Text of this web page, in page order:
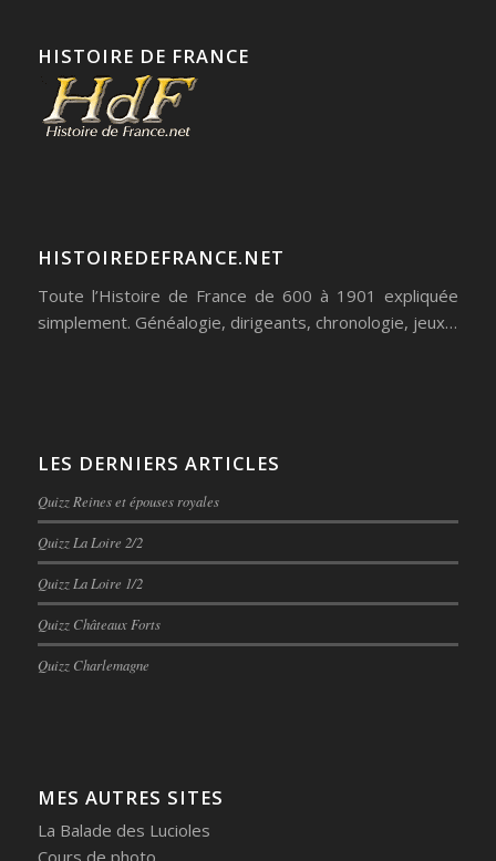
HISTOIRE DE FRANCE
HISTOIREDEFRANCE.NET
Toute l’Histoire de France de 600 à 1901 expliquée
simplement. Généalogie, dirigeants, chronologie, jeux…
LES DERNIERS ARTICLES
Quizz Reines et épouses royales
Quizz La Loire 2/2
Quizz La Loire 1/2
Quizz Châteaux Forts
Quizz Charlemagne
MES AUTRES SITES
La Balade des Lucioles
Cours de photo